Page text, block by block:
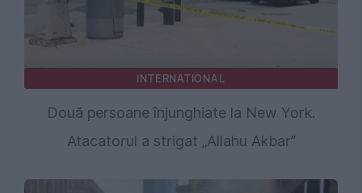
INTERNATIONAL
Două persoane înjunghiate la New York.
Atacatorul a strigat „Allahu Akbar”